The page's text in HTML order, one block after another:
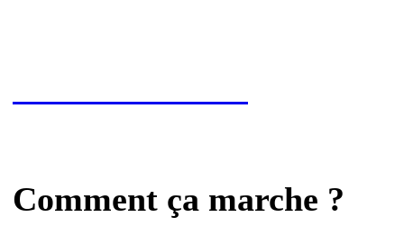
Comment ça marche ?